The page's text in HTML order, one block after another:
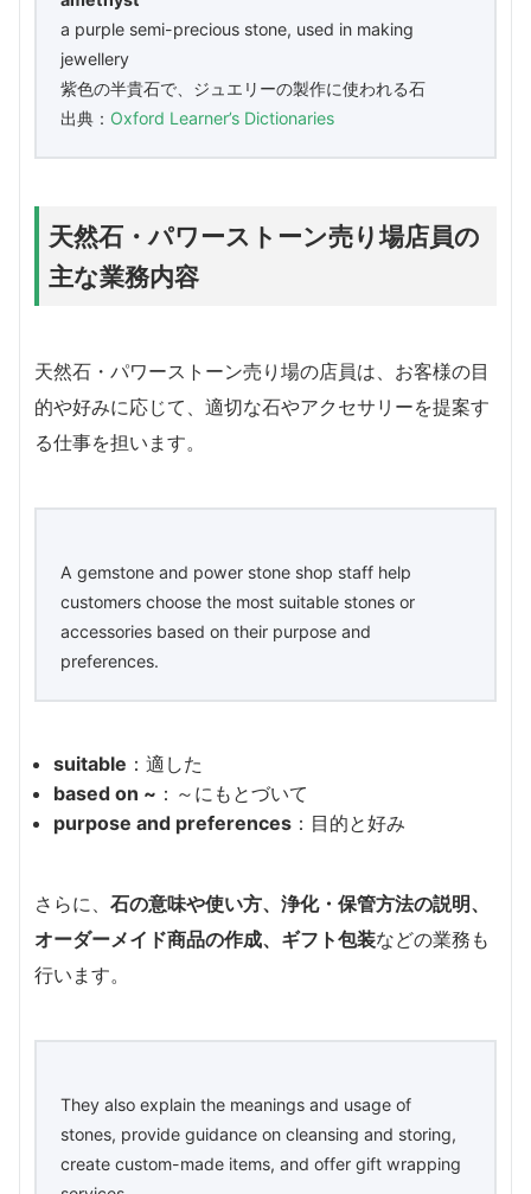
​a purple semi-precious stone, used in making
jewellery
紫色の半貴石で、ジュエリーの製作に使われる石
出典： Oxford Learner’s Dictionaries
天然石・パワーストーン売り場店員の
主な業務内容
天然石・パワーストーン売り場の店員は、お客様の目
的や好みに応じて、適切な石やアクセサリーを提案す
る仕事を担います。
A gemstone and power stone shop staff help
customers choose the most suitable stones or
accessories based on their purpose and
preferences.
suitable ：適した
based on ~ ：～にもとづいて
purpose and preferences ：目的と好み
さらに、 石の意味や使い方、浄化・保管方法の説明、
オーダーメイド商品の作成、ギフト包装などの業務も
行います。
They also explain the meanings and usage of
stones, provide guidance on cleansing and storing,
create custom-made items, and offer gift wrapping